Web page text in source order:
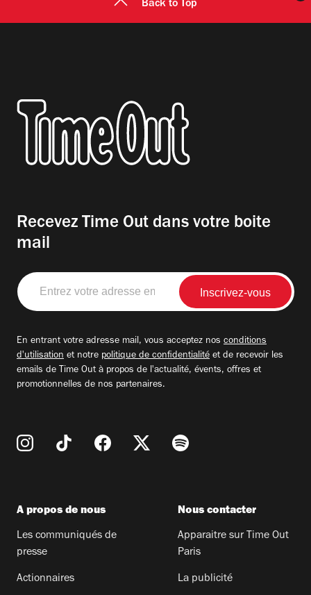
Back to Top
Recevez Time Out dans votre boite
mail
Entrez
votre
adresse
En entrant votre adresse mail, vous acceptez nos conditions
d'utilisation et notre politique de confidentialité et de recevoir les
emails de Time Out à propos de l'actualité, évents, offres et
promotionnelles de nos partenaires.
A propos de nous
Les communiqués de
presse
Actionnaires
Nous contacter
Apparaitre sur Time Out
Paris
La publicité